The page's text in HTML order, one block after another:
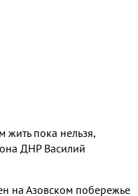
пока нельзя,
ДНР Василий
на Азовском побережье